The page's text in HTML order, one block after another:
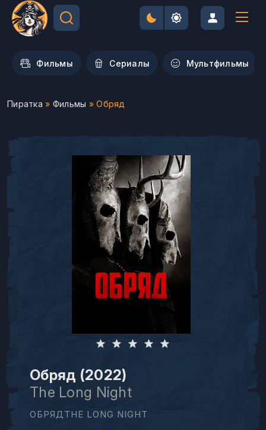
Фильмы Сериалы Мультфильмы
Пиратка » Фильмы » Обряд
Обряд (2022)
The Long Night
ОБРЯДTHE LONG NIGHT